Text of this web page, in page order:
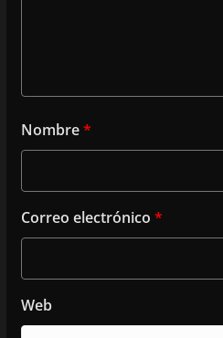
Nombre*
Correo electrónico *
Web